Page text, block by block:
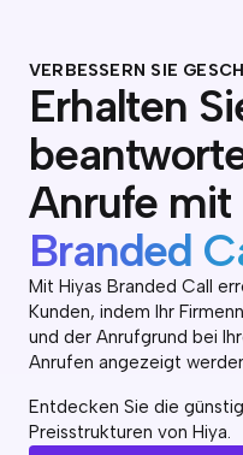
VERBESSERN SIE
Erhalten
Anrufe mit
Branded
Mit Hiyas Branded Call
Kunden, indem Ihr
und der Anrufgrund bei
Anrufen angezeigt
Entdecken Sie die
Preisstrukturen von Hiya.